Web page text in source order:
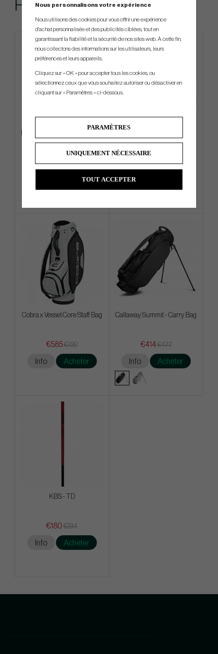
Produits similaires
€449€558
Acheter
€216€265
Info
Cobra x Vessel Core Staff Bag
€585€720
Info Acheter
Callaway Summit - Carry Bag
€414€477
Info Acheter
KBS - TD
€180 €234
Info Acheter
Nous personnalisons votre expérience
Nous utilisons des cookies pour vous offrir une expérience
d'achat personnalisée et des publicités ciblées, tout en
garantissant la fiabilité et la sécurité de nos sites web. À cette fin,
nous collectons des informations sur les utilisateurs, leurs
préférences et leurs appareils.
Cliquez sur « OK » pour accepter tous les cookies, ou
sélectionnez ceux que vous souhaitez autoriser ou désactiver en
cliquant sur « Paramètres » ci-dessous.
PARAMÈTRES
UNIQUEMENT NÉCESSAIRE
TOUT ACCEPTER